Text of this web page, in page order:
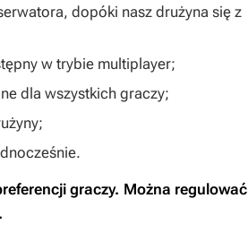
dopóki nasz drużyna się z
w trybie multiplayer;
dla wszystkich graczy;
graczy. Można regulować